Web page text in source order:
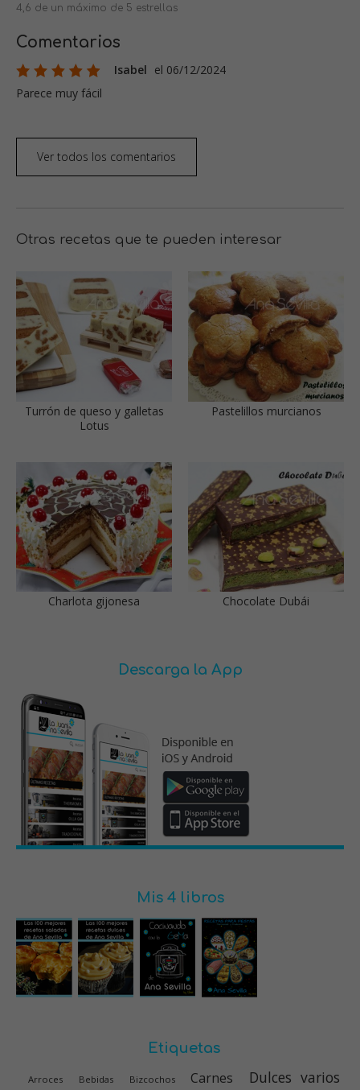
4,6 de un máximo de 5 estrellas
Comentarios
Isabel el 06/12/2024
Parece muy fácil
Ver todos los comentarios
Otras recetas que te pueden interesar
Turrón de queso y galletas
Lotus
Pastelillos murcianos
Charlota gijonesa Chocolate Dubái
Descarga la App
Mis 4 libros
Etiquetas
Arroces Bebidas Bizcochos Carnes Dulces varios